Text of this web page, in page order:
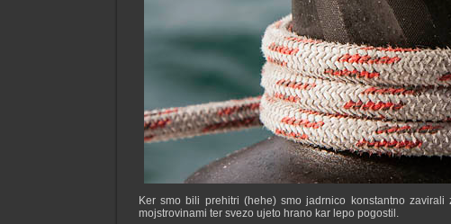
Ker smo bili prehitri (hehe) smo jadrnico konstantno
mojstrovinami ter svezo ujeto hrano kar lepo pogostil.